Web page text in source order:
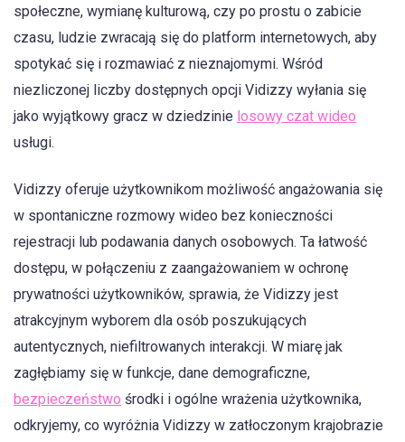
społeczne, wymianę kulturową, czy po prostu o zabicie
czasu, ludzie zwracają się do platform internetowych, aby
spotykać się i rozmawiać z nieznajomymi. Wśród
niezliczonej liczby dostępnych opcji Vidizzy wyłania się
jako wyjątkowy gracz w dziedzinie losowy czat wideo
usługi.
Vidizzy oferuje użytkownikom możliwość angażowania się
w spontaniczne rozmowy wideo bez konieczności
rejestracji lub podawania danych osobowych. Ta łatwość
dostępu, w połączeniu z zaangażowaniem w ochronę
prywatności użytkowników, sprawia, że Vidizzy jest
atrakcyjnym wyborem dla osób poszukujących
autentycznych, niefiltrowanych interakcji. W miarę jak
zagłębiamy się w funkcje, dane demograficzne,
bezpieczeństwo środki i ogólne wrażenia użytkownika,
odkryjemy, co wyróżnia Vidizzy w zatłoczonym krajobrazie